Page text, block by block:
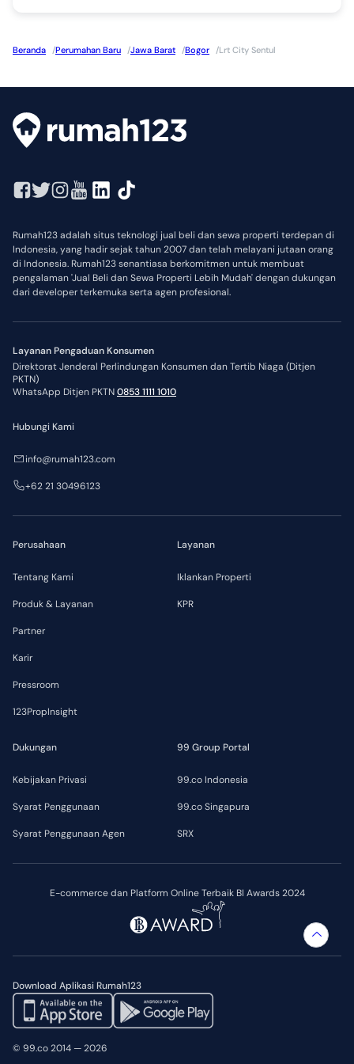
Beranda /Perumahan Baru /Jawa Barat /Bogor /Lrt City Sentul
Rumah123 adalah situs teknologi jual beli dan sewa properti terdepan di
Indonesia, yang hadir sejak tahun 2007 dan telah melayani jutaan orang
di Indonesia. Rumah123 senantiasa berkomitmen untuk membuat
pengalaman 'Jual Beli dan Sewa Properti Lebih Mudah' dengan dukungan
dari developer terkemuka serta agen profesional.
Layanan Pengaduan Konsumen
Direktorat Jenderal Perlindungan Konsumen dan Tertib Niaga (Ditjen
PKTN)
WhatsApp Ditjen PKTN0853 1111 1010
E-commerce dan Platform Online Terbaik BI Awards 2024
Download Aplikasi Rumah123
Perusahaan
Tentang Kami
Produk & Layanan
Partner
Karir
Pressroom
123PropInsight
Layanan
Iklankan Properti
KPR
Dukungan
Kebijakan Privasi
Syarat Penggunaan
Syarat Penggunaan Agen
99 Group Portal
99.co Indonesia
99.co Singapura
SRX
Hubungi Kami
info@rumah123.com
+62 21 30496123
© 99.co 2014 — 2026